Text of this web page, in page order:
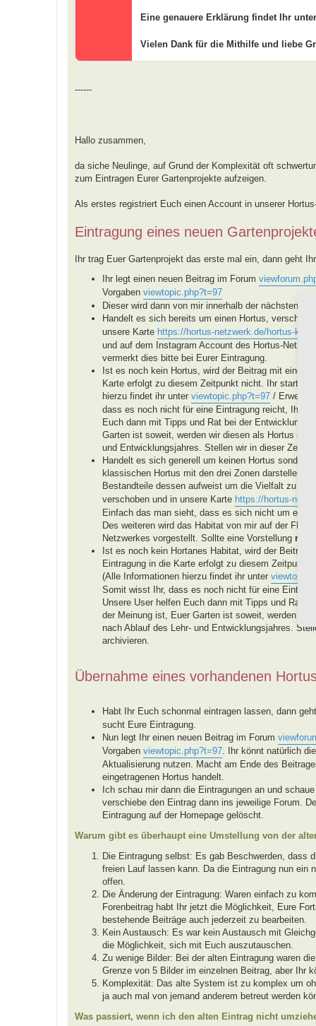
Eine genauere Erklärung findet Ihr
Vielen Dank für die Mithilfe und liebe
------
Hallo zusammen,
da siche Neulinge, auf Grund der Komplexität oft
zum Eintragen Eurer Gartenprojekte aufzeigen.
Als erstes registriert Euch einen Account in unserer
Eintragung eines neuen
Ihr trag Euer Gartenprojekt das erste mal ein, dann geht
Ihr legt einen neuen Beitrag im Forum
Vorgaben viewtopic.php?t=97
Dieser wird dann von mir innerhalb der nächsten
Handelt es sich bereits um einen Hortus,
unsere Karte https://hortus-netzwerk.de/hortus-
und auf dem Instagram Account des Hortus-
vermerkt dies bitte bei Eurer Eintragung.
Ist es noch kein Hortus, wird der Beitrag mit
Karte erfolgt zu diesem Zeitpunkt nicht. Ihr startet
hierzu findet ihr unter viewtopic.php?t=97 /
dass es noch nicht für eine Eintragung reicht, Ihr
Euch dann mit Tipps und Rat bei der Entwicklung
Garten ist soweit, werden wir diesen als Hortus
und Entwicklungsjahres. Stellen wir in dieser Zeit
Handelt es sich generell um keinen Hortus
klassischen Hortus mit den drei Zonen darstellen,
Bestandteile dessen aufweist um die Vielfalt zu
verschoben und in unsere Karte https://hortus-
Einfach das man sieht, dass es sich nicht um
Des weiteren wird das Habitat von mir auf der FB-
Netzwerkes vorgestellt. Sollte eine Vorstellung nicht
Ist es noch kein Hortanes Habitat, wird der
Eintragung in die Karte erfolgt zu diesem
(Alle Informationen hierzu findet ihr unter
Somit wisst Ihr, dass es noch nicht für eine
Unsere User helfen Euch dann mit Tipps und Rat
der Meinung ist, Euer Garten ist soweit, werden
nach Ablauf des Lehr- und Entwicklungsjahres.
archivieren.
Übernahme eines vorhandenen
Habt Ihr Euch schonmal eintragen lassen, dann
sucht Eure Eintragung.
Nun legt Ihr einen neuen Beitrag im Forum
Vorgaben viewtopic.php?t=97 . Ihr könnt natürlich
Aktualisierung nutzen. Macht am Ende des
eingetragenen Hortus handelt.
Ich schau mir dann die Eintragungen an und
verschiebe den Eintrag dann ins jeweilige Forum.
Eintragung auf der Homepage gelöscht.
Warum gibt es überhaupt eine Umstellung von der
Die Eintragung selbst: Es gab Beschwerden, dass
freien Lauf lassen kann. Da die Eintragung nun ein
offen.
Die Änderung der Eintragung: Waren einfach zu
Forenbeitrag habt Ihr jetzt die Möglichkeit, Eure
bestehende Beiträge auch jederzeit zu bearbeiten.
Kein Austausch: Es war kein Austausch mit
die Möglichkeit, sich mit Euch auszutauschen.
Zu wenige Bilder: Bei der alten Eintragung waren
Grenze von 5 Bilder im einzelnen Beitrag, aber Ihr
Komplexität: Das alte System ist zu komplex um
ja auch mal von jemand anderem betreut werden
Was passiert, wenn ich den alten Eintrag nicht